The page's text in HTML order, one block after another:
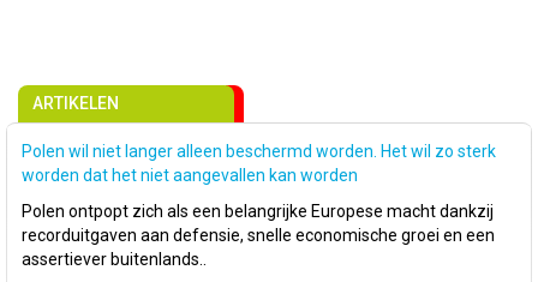
ARTIKELEN
Polen wil niet langer alleen beschermd worden. Het wil zo sterk
worden dat het niet aangevallen kan worden
Polen ontpopt zich als een belangrijke Europese macht dankzij
recorduitgaven aan defensie, snelle economische groei en een
assertiever buitenlands..